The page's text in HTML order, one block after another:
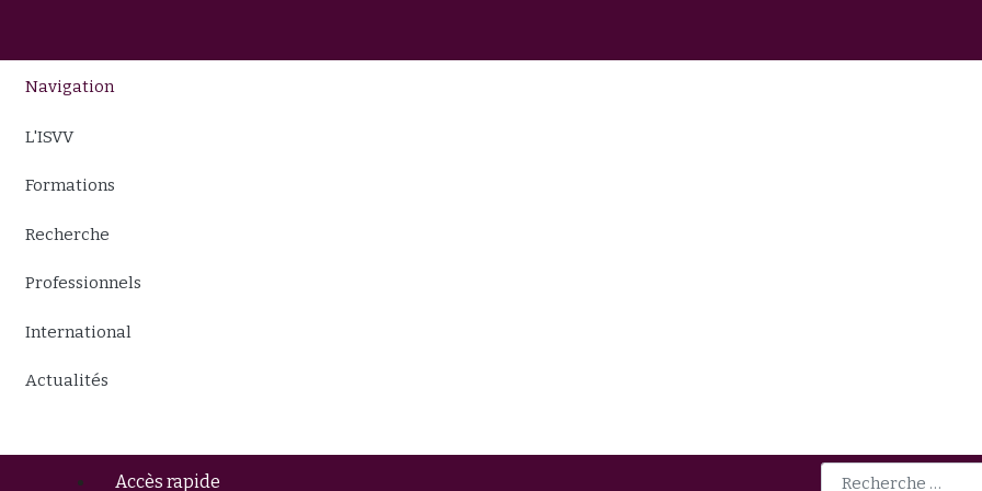
Navigation
L'ISVV
Formations
Recherche
Professionnels
International
Actualités
Accès rapide